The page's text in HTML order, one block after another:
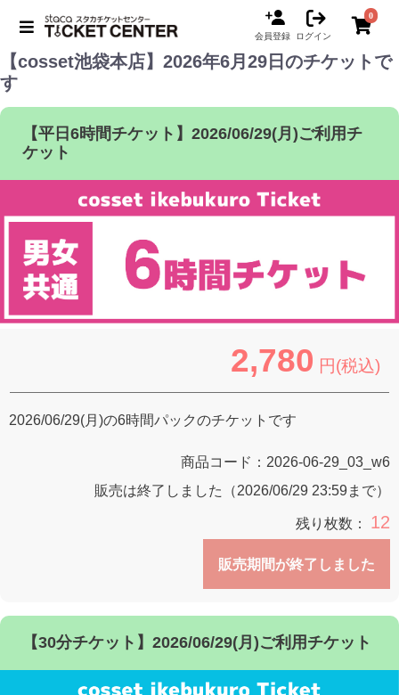
会員登録 ログイン
0
【cosset池袋本店】2026年6月29日のチケットで
す
【平日6時間チケット】2026/06/29(月)ご利用チ
ケット
2,780 円(税込)
2026/06/29(月)の6時間パックのチケットです
商品コード： 2026-06-29_03_w6
販売は終了しました（2026/06/29 23:59まで）
残り枚数： 12
販売期間が終了しました
【30分チケット】2026/06/29(月)ご利用チケット